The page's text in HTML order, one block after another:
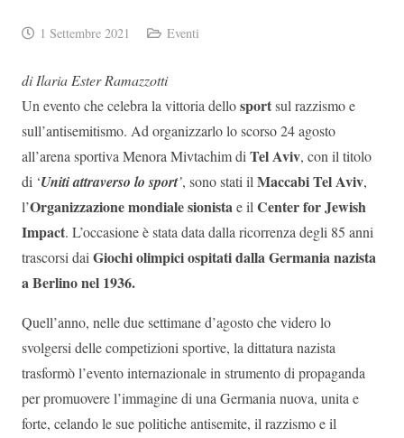
1 Settembre 2021 Eventi
di Ilaria Ester Ramazzotti
Un evento che celebra la vittoria dellosportsul razzismo e
sull’antisemitismo. Ad organizzarlo lo scorso 24 agosto
all’arena sportiva Menora Mivtachim diTel Aviv, con il titolo
di ‘Uniti attraverso lo sport’, sono stati ilMaccabi Tel Aviv,
l’Organizzazione mondiale sionistae ilCenter for Jewish
Impact. L’occasione è stata data dalla ricorrenza degli 85 anni
trascorsi daiGiochi olimpici ospitati dalla Germania nazista
a Berlino nel 1936.
Quell’anno, nelle due settimane d’agosto che videro lo
svolgersi delle competizioni sportive, la dittatura nazista
trasformò l’evento internazionale in strumento di propaganda
per promuovere l’immagine di una Germania nuova, unita e
forte, celando le sue politiche antisemite, il razzismo e il